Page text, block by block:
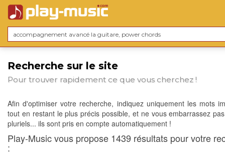
Recherche sur le site
Pour trouver rapidement ce que vous cherchez !
Afin d'optimiser votre recherche, indiquez uniquement les mots
tout en restant le plus précis possible, et ne vous embarrassez
pluriels... ils sont pris en compte automatiquement !
Play-Music vous propose 1439 résultats pour votre
: